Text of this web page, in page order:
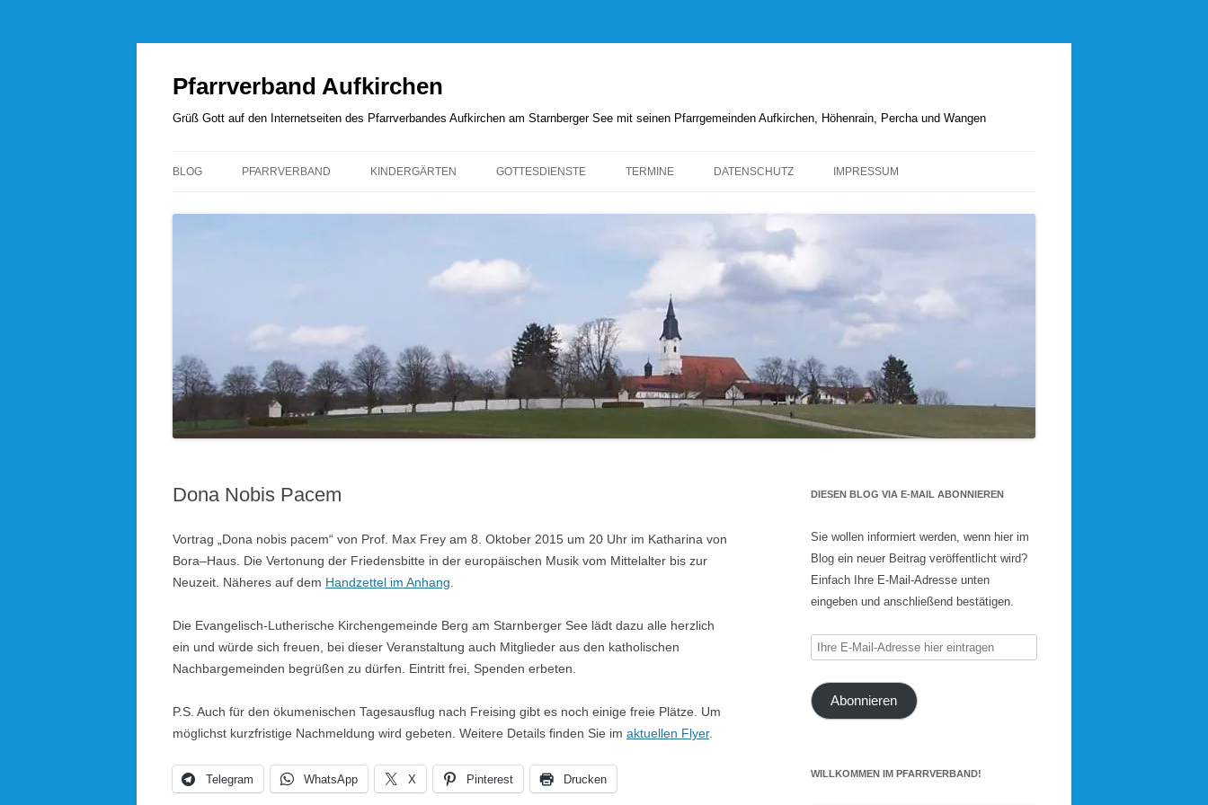
Pfarrverband Aufkirchen
Grüß Gott auf den Internetseiten des Pfarrverbandes Aufkirchen am Starnberger See mit seinen Pfarrgemeinden Aufkirchen, Höhenrain, Percha und Wangen
BLOG PFARRVERBAND
PFARREI WANGEN
KOLPINGSFAMILIE HÖHENRAIN
KIRCHEN UND KAPELLEN IM
BLICK ÜBERN KIRCHTURM
KINDERGÄRTEN GOTTESDIENSTE TERMINE DATENSCHUTZ IMPRESSUM
Dona Nobis Pacem
Vortrag „Dona nobis pacem“ von Prof. Max Frey am 8. Oktober 2015 um 20 Uhr im Katharina von
Bora–Haus. Die Vertonung der Friedensbitte in der europäischen Musik vom Mittelalter bis zur
Neuzeit. Näheres auf dem Handzettel im Anhang
Die Evangelisch-Lutherische Kirchengemeinde Berg am Starnberger See lädt dazu alle herzlich
ein und würde sich freuen, bei dieser Veranstaltung auch Mitglieder aus den katholischen
Nachbargemeinden begrüßen zu dürfen. Eintritt frei, Spenden erbeten.
P.S. Auch für den ökumenischen Tagesausflug nach Freising gibt es noch einige freie Plätze. Um
möglichst kurzfristige Nachmeldung wird gebeten. Weitere Details finden Sie im aktuellen Flyer.
Telegram WhatsApp X Pinterest Drucken
DIESEN BLOG VIA E-MAIL ABONNIEREN
Sie wollen informiert werden, wenn hier im
Blog ein neuer Beitrag veröffentlicht wird?
Einfach Ihre E-Mail-Adresse unten
eingeben und anschließend bestätigen.
Ihre
Mail-
Adresse
Abonnieren
WILLKOMMEN IM PFARRVERBAND!